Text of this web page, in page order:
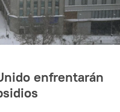
enfrentarán